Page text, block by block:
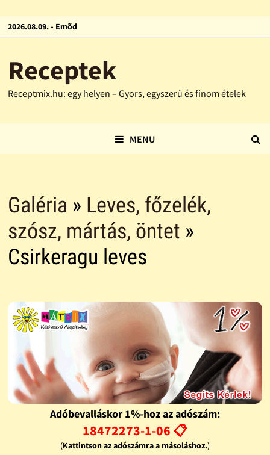
2026.08.09. - Emõd
Receptek
Receptmix.hu: egy helyen – Gyors, egyszerű és finom ételek
MENU
Galéria » Leves, főzelék,
szósz, mártás, öntet »
Csirkeragu leves
Adóbevalláskor 1%-hoz az adószám:
18472273-1-06 📋
(Kattintson az adószámra a másoláshoz.)